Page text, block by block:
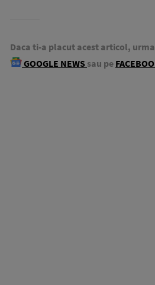
Daca ti-a placut acest articol,
GOOGLE NEWS sau pe